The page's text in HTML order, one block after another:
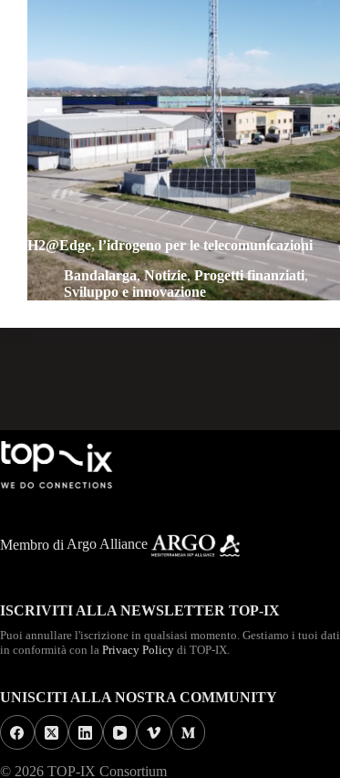
H2@Edge, l’idrogeno per le telecomunicazioni
Bandalarga,Notizie,Progetti finanziati,
Sviluppo e innovazione
Membro di Argo Alliance
ISCRIVITI ALLA NEWSLETTER TOP-IX
Puoi annullare l'iscrizione in qualsiasi momento. Gestiamo i tuoi dati
in conformità con la Privacy Policy di TOP-IX.
UNISCITI ALLA NOSTRA COMMUNITY
© 2026 TOP-IX Consortium